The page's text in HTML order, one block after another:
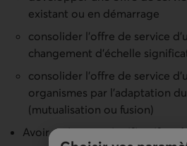
existant ou en démarrage
consolider l'offre de service
changement d’échelle
consolider l’offre de service
organismes par l’adaptation
(mutualisation ou fusion)
Avoir unimpact significatif et